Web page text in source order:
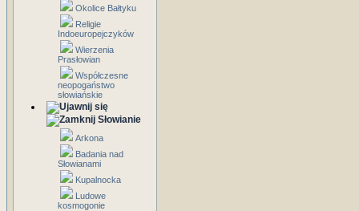
Okolice Bałtyku
Religie
Indoeuropejczyków
Wierzenia
Prasłowian
Współczesne
neopogaństwo
słowiańskie
Słowianie
Arkona
Badania nad
Słowianami
Kupalnocka
Ludowe
kosmogonie